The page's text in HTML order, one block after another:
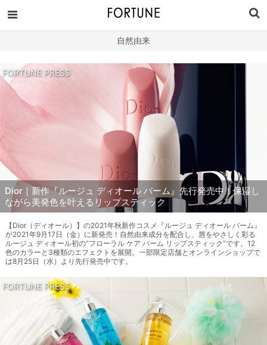
自然由来
FORTUNE PRESS
Dior｜新作『ルージュ ディオール バーム』先行発売中！保湿し
ながら美発色を叶えるリップスティック
【Dior（ディオール）】の2021年秋新作コスメ『ルージュ ディオール バーム』
が2021年9月17日（金）に新発売！自然由来成分を配合し、唇をやさしく彩る
ルージュ ディオール初の“フローラル ケア バーム リップスティック”です。12
色のカラーと3種類のエフェクトを展開。一部限定店舗とオンラインショップで
は8月25日（水）より先行発売中です。
FORTUNE PRESS